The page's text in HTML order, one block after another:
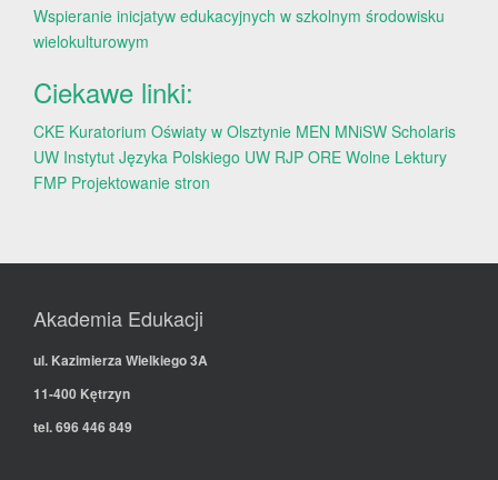
Wspieranie inicjatyw edukacyjnych w szkolnym środowisku
wielokulturowym
Ciekawe linki:
CKE Kuratorium Oświaty w Olsztynie MEN MNiSW Scholaris
UW Instytut Języka Polskiego UW RJP ORE Wolne Lektury
FMP Projektowanie stron
Akademia Edukacji
ul. Kazimierza Wielkiego 3A
11-400 Kętrzyn
tel. 696 446 849